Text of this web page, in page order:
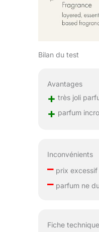
Bilan du test
Avantages
+ très joli
+ parfum
Inconvénients
–prix excessif
–parfum ne
Fiche technique